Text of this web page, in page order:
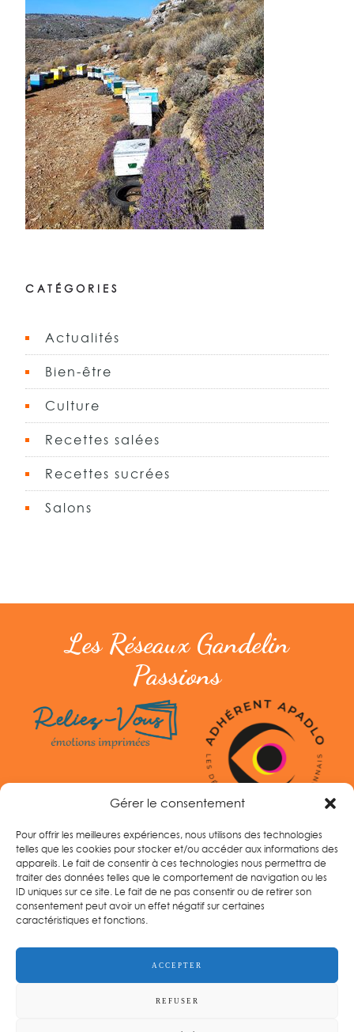
Gérer le consentement
Pour offrir les meilleures expériences, nous utilisons des technologies
telles que les cookies pour stocker et/ou accéder aux informations des
appareils. Le fait de consentir à ces technologies nous permettra de
traiter des données telles que le comportement de navigation ou les
ID uniques sur ce site. Le fait de ne pas consentir ou de retirer son
consentement peut avoir un effet négatif sur certaines
caractéristiques et fonctions.
ACCEPTER
REFUSER
CATÉGORIES
Actualités
Bien-être
Culture
Recettes salées
Recettes sucrées
Salons
Les Réseaux Gandelin
Passions